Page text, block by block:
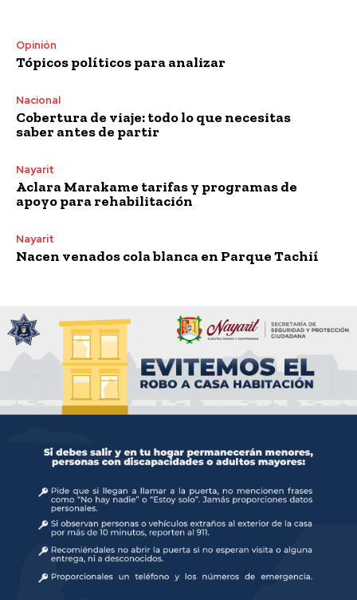
Opinión
Tópicos políticos para analizar
Nacional
Cobertura de viaje: todo lo que necesitas
saber antes de partir
Nayarit
Aclara Marakame tarifas y programas de
apoyo para rehabilitación
Nayarit
Nacen venados cola blanca en Parque Tachií